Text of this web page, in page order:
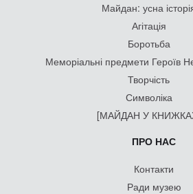
Майдан: усна
Агітація
Боротьба
Меморіальні предмети Героїв
Творчість
Символіка
[МАЙДАН У
ПРО НАС
Контакти
Ради музею